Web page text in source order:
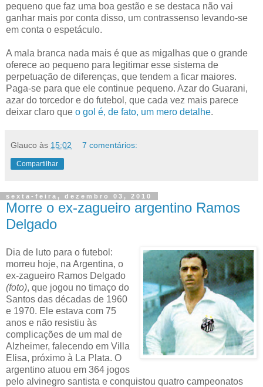
pequeno que faz uma boa gestão e se destaca não vai
ganhar mais por conta disso, um contrassenso levando-se
em conta o espetáculo.
A mala branca nada mais é que as migalhas que o grande
oferece ao pequeno para legitimar esse sistema de
perpetuação de diferenças, que tendem a ficar maiores.
Paga-se para que ele continue pequeno. Azar do Guarani,
azar do torcedor e do futebol, que cada vez mais parece
deixar claro que o gol é, de fato, um mero detalhe.
Glauco às 15:02 7 comentários:
Compartilhar
sexta-feira, dezembro 03, 2010
Morre o ex-zagueiro argentino Ramos
Delgado
Dia de luto para o futebol:
morreu hoje, na Argentina, o
ex-zagueiro Ramos Delgado
(foto), que jogou no timaço do
Santos das décadas de 1960
e 1970. Ele estava com 75
anos e não resistiu às
complicações de um mal de
Alzheimer, falecendo em Villa
Elisa, próximo à La Plata. O
argentino atuou em 364 jogos
pelo alvinegro santista e conquistou quatro campeonatos